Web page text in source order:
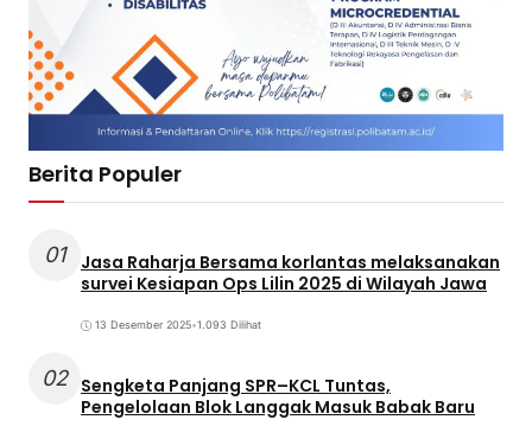
Berita Populer
01
Jasa Raharja Bersama korlantas melaksanakan
survei Kesiapan Ops Lilin 2025 di Wilayah Jawa
13 Desember 2025•1.093 Dilihat
02 Sengketa Panjang SPR–KCL Tuntas,
Pengelolaan Blok Langgak Masuk Babak Baru